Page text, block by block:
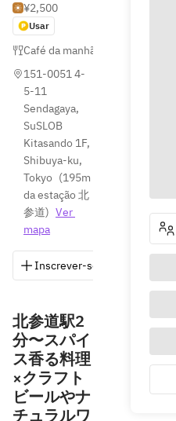
¥2,500
Usar
Café da manhã
151-0051 4-
5-11
Sendagaya,
SuSLOB
Kitasando 1F,
Shibuya-ku,
Tokyo (195m
da estação 北
参道) Ver
mapa
Inscrever-se
北参道駅2
分〜スパイ
ス香る料理
×クラフト
ビールやナ
チュラルワ